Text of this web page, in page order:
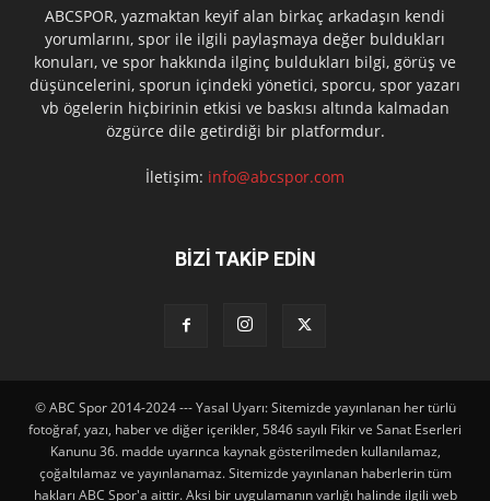
ABCSPOR, yazmaktan keyif alan birkaç arkadaşın kendi
yorumlarını, spor ile ilgili paylaşmaya değer buldukları
konuları, ve spor hakkında ilginç buldukları bilgi, görüş ve
düşüncelerini, sporun içindeki yönetici, sporcu, spor yazarı
vb ögelerin hiçbirinin etkisi ve baskısı altında kalmadan
özgürce dile getirdiği bir platformdur.
İletişim: info@abcspor.com
BİZİ TAKİP EDİN
© ABC Spor 2014-2024 --- Yasal Uyarı: Sitemizde yayınlanan her türlü
fotoğraf, yazı, haber ve diğer içerikler, 5846 sayılı Fikir ve Sanat Eserleri
Kanunu 36. madde uyarınca kaynak gösterilmeden kullanılamaz,
çoğaltılamaz ve yayınlanamaz. Sitemizde yayınlanan haberlerin tüm
hakları ABC Spor'a aittir. Aksi bir uygulamanın varlığı halinde ilgili web